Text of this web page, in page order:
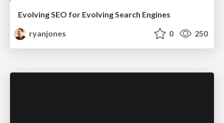
Evolving SEO for Evolving Search Engines
ryanjones
0 250